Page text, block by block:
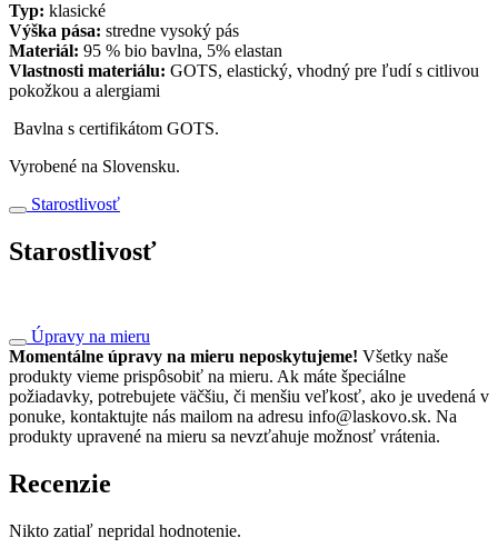
Typ: klasické
Výška pása: stredne vysoký pás
Materiál: 95 % bio bavlna, 5% elastan
Vlastnosti materiálu: GOTS, elastický, vhodný pre ľudí s citlivou
pokožkou a alergiami
Bavlna s certifikátom GOTS.
Vyrobené na Slovensku.
Starostlivosť
Starostlivosť
Úpravy na mieru
Momentálne úpravy na mieru neposkytujeme! Všetky naše
produkty vieme prispôsobiť na mieru. Ak máte špeciálne
požiadavky, potrebujete väčšiu, či menšiu veľkosť, ako je uvedená v
ponuke, kontaktujte nás mailom na adresu info@laskovo.sk. Na
produkty upravené na mieru sa nevzťahuje možnosť vrátenia.
Recenzie
Nikto zatiaľ nepridal hodnotenie.